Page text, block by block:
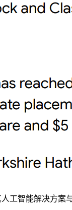
工智能解决方